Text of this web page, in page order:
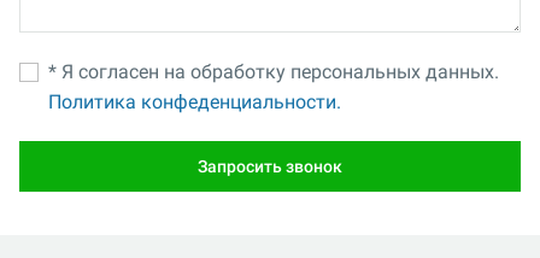
* Я согласен на обработку персональных данных.
Политика конфеденциальности.
Запросить звонок